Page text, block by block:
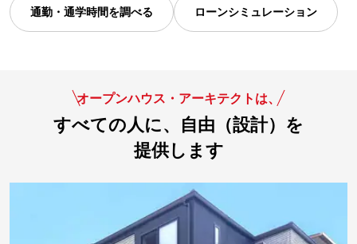
通勤・通学時間を調べる ローンシミュレーション
オープンハウス・アーキテクトは、
すべての人に、自由（設計）を
提供します